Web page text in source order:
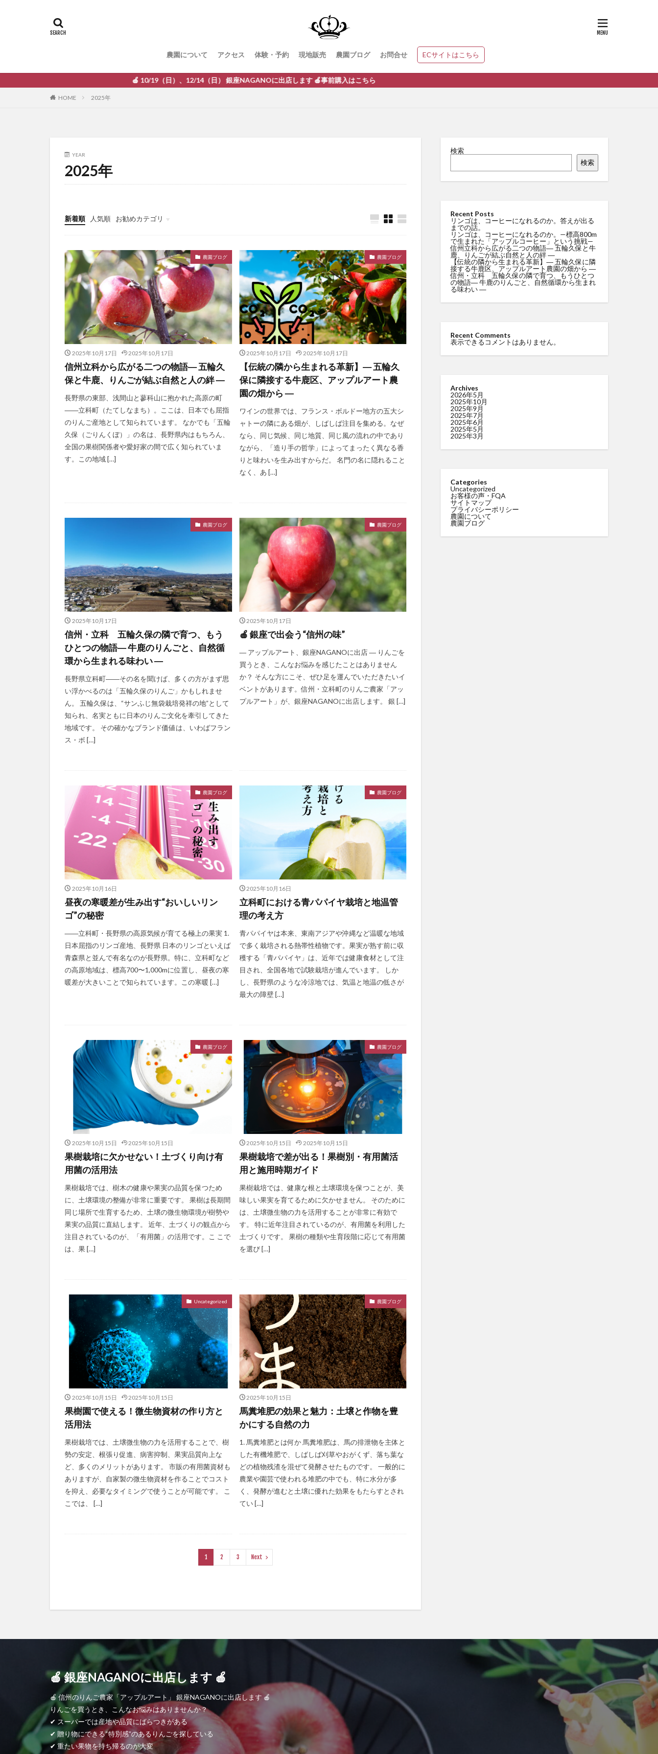
農園について アクセス 体験・予約 現地販売 農園ブログ お問合せ ECサイトはこちら
🍎 10/19（日）、12/14（日） 銀座NAGANOに出店します 🍎事前購入はこちら
HOME 2025年
YEAR
2025年
新着順 人気順 お勧めカテゴリ
農園ブログ
2025年10月17日 2025年10月17日
信州立科から広がる二つの物語― 五輪久
保と牛鹿、りんごが結ぶ自然と人の絆 ―
長野県の東部、浅間山と蓼科山に抱かれた高原の町
――立科町（たてしなまち）。ここは、日本でも屈指
のりんご産地として知られています。 なかでも「五輪
久保（ごりんくぼ）」の名は、長野県内はもちろん、
全国の果樹関係者や愛好家の間で広く知られていま
す。この地域 […]
農園ブログ
2025年10月17日 2025年10月17日
【伝統の隣から生まれる革新】― 五輪久
保に隣接する牛鹿区、アップルアート農
園の畑から ―
ワインの世界では、フランス・ボルドー地方の五大シ
ャトーの隣にある畑が、しばしば注目を集める。なぜ
なら、同じ気候、同じ地質、同じ風の流れの中であり
ながら、「造り手の哲学」によってまったく異なる香
りと味わいを生み出すからだ。 名門の名に隠れること
なく、あ […]
農園ブログ
2025年10月17日
信州・立科 五輪久保の隣で育つ、もう
ひとつの物語― 牛鹿のりんごと、自然循
環から生まれる味わい ―
長野県立科町――その名を聞けば、多くの方がまず思
い浮かべるのは「五輪久保のりんご」かもしれませ
ん。 五輪久保は、“サンふじ無袋栽培発祥の地”として
知られ、名実ともに日本のりんご文化を牽引してきた
地域です。 その確かなブランド価値は、いわばフラン
ス・ボ […]
農園ブログ
2025年10月17日
🍎 銀座で出会う“信州の味”
― アップルアート、銀座NAGANOに出店 ― りんごを
買うとき、こんなお悩みを感じたことはありません
か？ そんな方にこそ、ぜひ足を運んでいただきたいイ
ベントがあります。信州・立科町のりんご農家「アッ
プルアート」が、銀座NAGANOに出店します。 銀 […]
農園ブログ
2025年10月16日
昼夜の寒暖差が生み出す“おいしいリン
ゴ”の秘密
――立科町・長野県の高原気候が育てる極上の果実 1.
日本屈指のリンゴ産地、長野県 日本のリンゴといえば
青森県と並んで有名なのが長野県。特に、立科町など
の高原地域は、標高700〜1,000mに位置し、昼夜の寒
暖差が大きいことで知られています。この寒暖 […]
農園ブログ
2025年10月16日
立科町における青パパイヤ栽培と地温管
理の考え方
青パパイヤは本来、東南アジアや沖縄など温暖な地域
で多く栽培される熱帯性植物です。果実が熟す前に収
穫する「青パパイヤ」は、近年では健康食材として注
目され、全国各地で試験栽培が進んでいます。 しか
し、長野県のような冷涼地では、気温と地温の低さが
最大の障壁 […]
農園ブログ
2025年10月15日 2025年10月15日
果樹栽培に欠かせない！土づくり向け有
用菌の活用法
果樹栽培では、樹木の健康や果実の品質を保つため
に、土壌環境の整備が非常に重要です。 果樹は長期間
同じ場所で生育するため、土壌の微生物環境が樹勢や
果実の品質に直結します。 近年、土づくりの観点から
注目されているのが、「有用菌」の活用です。こ こで
は、果 […]
農園ブログ
2025年10月15日 2025年10月15日
果樹栽培で差が出る！果樹別・有用菌活
用と施用時期ガイド
果樹栽培では、健康な根と土壌環境を保つことが、美
味しい果実を育てるために欠かせません。 そのために
は、土壌微生物の力を活用することが非常に有効で
す。 特に近年注目されているのが、有用菌を利用した
土づくりです。 果樹の種類や生育段階に応じて有用菌
を選び […]
Uncategorized
2025年10月15日 2025年10月15日
果樹園で使える！微生物資材の作り方と
活用法
果樹栽培では、土壌微生物の力を活用することで、樹
勢の安定、根張り促進、病害抑制、果実品質向上な
ど、多くのメリットがあります。 市販の有用菌資材も
ありますが、自家製の微生物資材を作ることでコスト
を抑え、必要なタイミングで使うことが可能です。 こ
こでは、 […]
農園ブログ
2025年10月15日
馬糞堆肥の効果と魅力：土壌と作物を豊
かにする自然の力
1. 馬糞堆肥とは何か 馬糞堆肥は、馬の排泄物を主体と
した有機堆肥で、しばしば刈草やおがくず、落ち葉な
どの植物残渣を混ぜて発酵させたものです。 一般的に
農業や園芸で使われる堆肥の中でも、特に水分が多
く、発酵が進むと土壌に優れた効果をもたらすとされ
てい […]
1 2 3 Next
検索
検索
Recent Posts
リンゴは、コーヒーになれるのか。答えが出る
までの話。
リンゴは、コーヒーになれるのか。—標高800m
で生まれた「アップルコーヒー」という挑戦—
信州立科から広がる二つの物語― 五輪久保と牛
鹿、りんごが結ぶ自然と人の絆 ―
【伝統の隣から生まれる革新】― 五輪久保に隣
接する牛鹿区、アップルアート農園の畑から ―
信州・立科 五輪久保の隣で育つ、もうひとつ
の物語― 牛鹿のりんごと、自然循環から生まれ
る味わい ―
Recent Comments
表示できるコメントはありません。
Archives
2026年5月
2025年10月
2025年9月
2025年7月
2025年6月
2025年5月
2025年3月
Categories
Uncategorized
お客様の声・FQA
サイトマップ
プライバシーポリシー
農園について
農園ブログ
🍎 銀座NAGANOに出店します 🍎
🍎 信州のりんご農家「アップルアート」 銀座NAGANOに出店します 🍎
りんごを買うとき、こんなお悩みはありませんか？
✔ スーパーでは産地や品質にばらつきがある
✔ 贈り物にできる“特別感”のあるりんごを探している
✔ 重たい果物を持ち帰るのが大変